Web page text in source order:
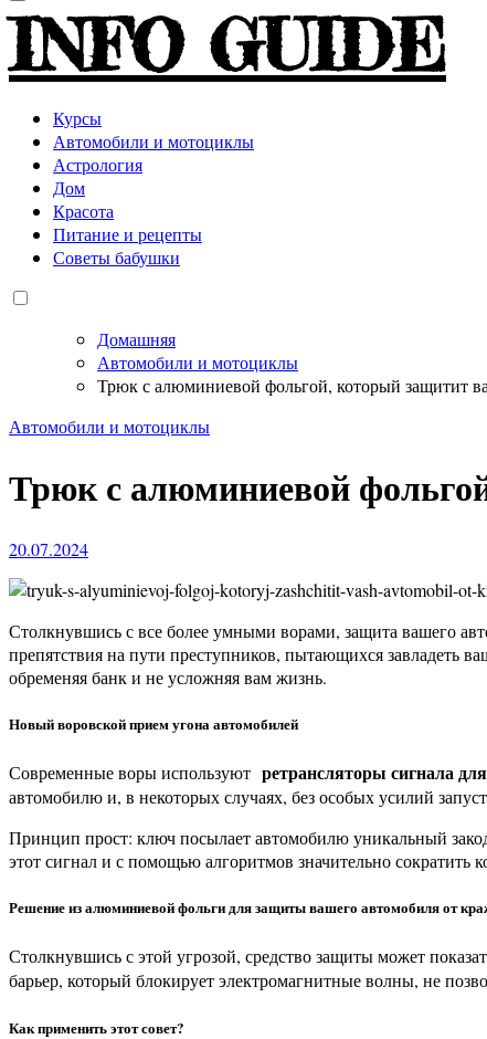
INFO GUIDE
Курсы
Автомобили и мотоциклы
Астрология
Дом
Красота
Питание и рецепты
Советы бабушки
Домашняя
Автомобили и мотоциклы
Трюк с алюминиевой фольгой, который защитит
Автомобили и мотоциклы
Трюк с алюминиевой
20.07.2024
Столкнувшись с все более умными ворами, защита вашего
препятствия на пути преступников, пытающихся завладеть
обременяя банк и не усложняя вам жизнь.
Новый воровской прием угона автомобилей
Современные воры используют ретрансляторы сигнала
автомобилю и, в некоторых случаях, без особых усилий
Принцип прост: ключ посылает автомобилю уникальный
этот сигнал и с помощью алгоритмов значительно
Решение из алюминиевой фольги для защиты вашего автомобиля от
Столкнувшись с этой угрозой, средство защиты может
барьер, который блокирует электромагнитные волны, не
Как применить этот совет?